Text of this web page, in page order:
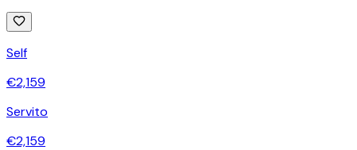
Self
€2,159
Servito
€2,159